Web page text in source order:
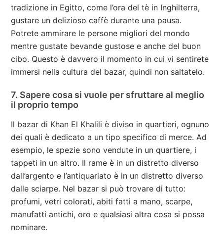
tradizione in Egitto, come l’ora del tè in Inghilterra,
gustare un delizioso caffè durante una pausa.
Potrete ammirare le persone migliori del mondo
mentre gustate bevande gustose e anche del buon
cibo. Questo è davvero il momento in cui vi sentirete
immersi nella cultura del bazar, quindi non saltatelo.
7. Sapere cosa si vuole per sfruttare al meglio
il proprio tempo
Il bazar di Khan El Khalili è diviso in quartieri, ognuno
dei quali è dedicato a un tipo specifico di merce. Ad
esempio, le spezie sono vendute in un quartiere, i
tappeti in un altro. Il rame è in un distretto diverso
dall’argento e l’antiquariato è in un distretto diverso
dalle sciarpe. Nel bazar si può trovare di tutto:
profumi, vetri colorati, abiti fatti a mano, scarpe,
manufatti antichi, oro e qualsiasi altra cosa si possa
nominare.